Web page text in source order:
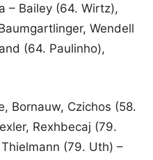
– Bailey (64. Wirtz),
Wendell
(64. Paulinho),
Bornauw, Czichos (58.
Rexhbecaj (79.
(79. Uth) –